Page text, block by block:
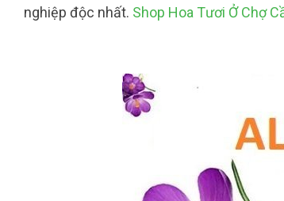
nghiệp độc nhất. Shop Hoa Tươi Ở Chợ